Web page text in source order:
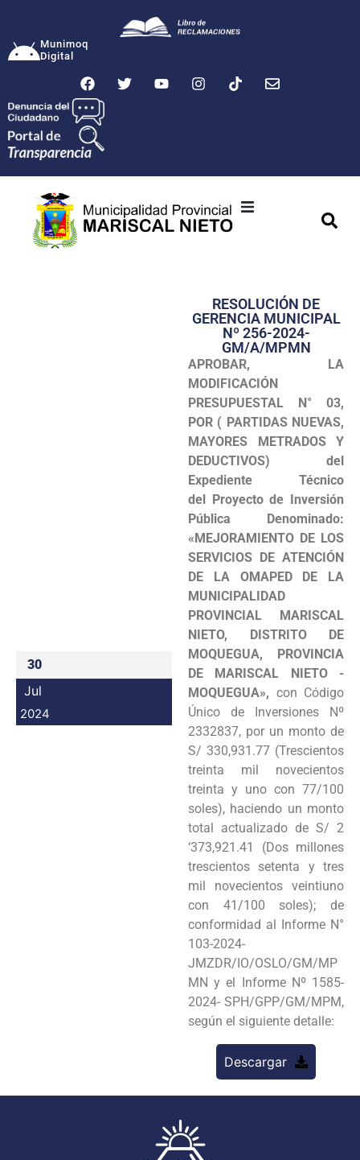
Munimoq
Digital
Transparencia
Seguridad
Programas
Intranet
30
Jul
2024
RESOLUCIÓN DE
GERENCIA MUNICIPAL
Nº 256-2024-
GM/A/MPMN
APROBAR,
LA
MODIFICACIÓN
PRESUPUESTAL N° 03,
POR ( PARTIDAS NUEVAS,
MAYORES METRADOS Y
DEDUCTIVOS) del
Expediente Técnico
del Proyecto de Inversión
Pública Denominado:
«MEJORAMIENTO DE LOS
SERVICIOS DE ATENCIÓN
DE LA OMAPED DE LA
MUNICIPALIDAD
PROVINCIAL MARISCAL
NIETO, DISTRITO DE
MOQUEGUA, PROVINCIA
DE MARISCAL NIETO -
MOQUEGUA», con Código
Único de Inversiones Nº
2332837, por un monto de
S/ 330,931.77 (Trescientos
treinta mil novecientos
treinta y uno con 77/100
soles), haciendo un monto
total actualizado de S/ 2
‘373,921.41 (Dos millones
trescientos setenta y tres
mil novecientos veintiuno
con 41/100 soles); de
conformidad al Informe N°
103-2024-
JMZDR/IO/OSLO/GM/MP
MN y el Informe Nº 1585-
2024- SPH/GPP/GM/MPM,
según el siguiente detalle:
Descargar